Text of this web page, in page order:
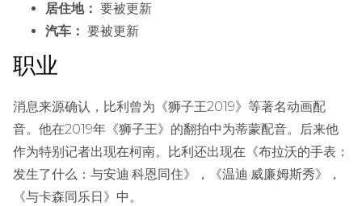
居住地： 要被更新
汽车： 要被更新
职业
消息来源确认，比利曾为《狮子王2019》等著名动画配
音。他在2019年《狮子王》的翻拍中为蒂蒙配音。后来他
作为特别记者出现在柯南。比利还出现在《布拉沃的手表：
发生了什么：与安迪·科恩同住》，《温迪·威廉姆斯秀》，
《与卡森同乐日》中。